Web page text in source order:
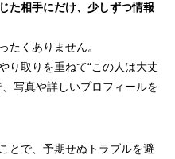
た相手にだけ、少しずつ情報
たくありません。
り取りを重ねて“この人は大丈
写真や詳しいプロフィールを
とで、予期せぬトラブルを避